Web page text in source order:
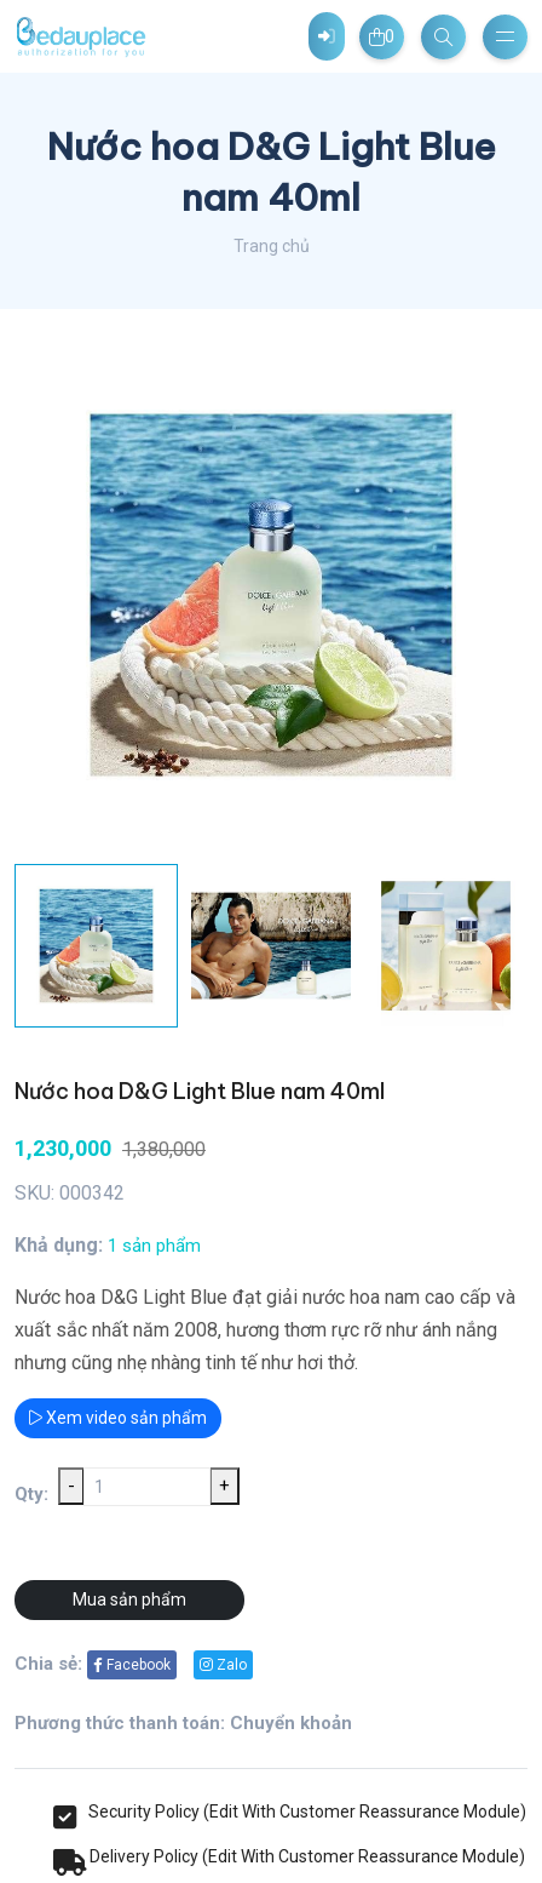
0
Nước hoa D&G Light Blue
nam 40ml
Trang chủ
Nước hoa D&G Light Blue nam 40ml
1,230,000 1,380,000
SKU: 000342
Khả dụng: 1 sản phẩm
Nước hoa D&G Light Blue đạt giải nước hoa nam cao cấp và
xuất sắc nhất năm 2008, hương thơm rực rỡ như ánh nắng
nhưng cũng nhẹ nhàng tinh tế như hơi thở.
Xem video sản phẩm
Qty: - +
Mua sản phẩm
Chia sẻ: Facebook Zalo
Phương thức thanh toán: Chuyển khoản
Security Policy (Edit With Customer Reassurance Module)
Delivery Policy (Edit With Customer Reassurance Module)